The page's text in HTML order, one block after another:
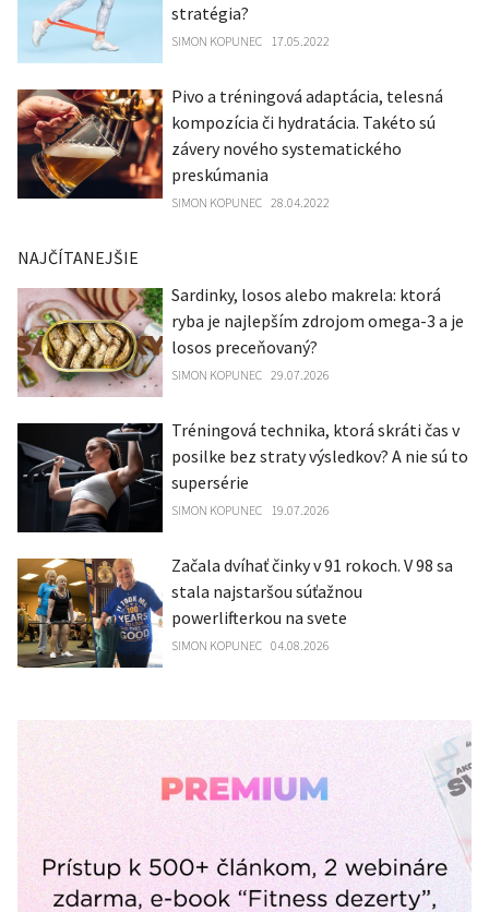
stratégia?
SIMON KOPUNEC 17.05.2022
Pivo a tréningová adaptácia, telesná
kompozícia či hydratácia. Takéto sú
závery nového systematického
preskúmania
SIMON KOPUNEC 28.04.2022
NAJČÍTANEJŠIE
Sardinky, losos alebo makrela: ktorá
ryba je najlepším zdrojom omega-3 a je
losos preceňovaný?
SIMON KOPUNEC 29.07.2026
Tréningová technika, ktorá skráti čas v
posilke bez straty výsledkov? A nie sú to
supersérie
SIMON KOPUNEC 19.07.2026
Začala dvíhať činky v 91 rokoch. V 98 sa
stala najstaršou súťažnou
powerlifterkou na svete
SIMON KOPUNEC 04.08.2026